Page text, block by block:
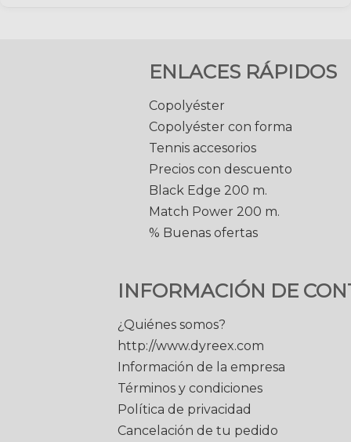
ENLACES RÁPIDOS
Copolyéster
Copolyéster con forma
Tennis accesorios
Precios con descuento
Black Edge 200 m.
Match Power 200 m.
% Buenas ofertas
INFORMACIÓN DE
¿Quiénes somos?
http://www.dyreex.com
Información de la empresa
Términos y condiciones
Política de privacidad
Cancelación de tu pedido